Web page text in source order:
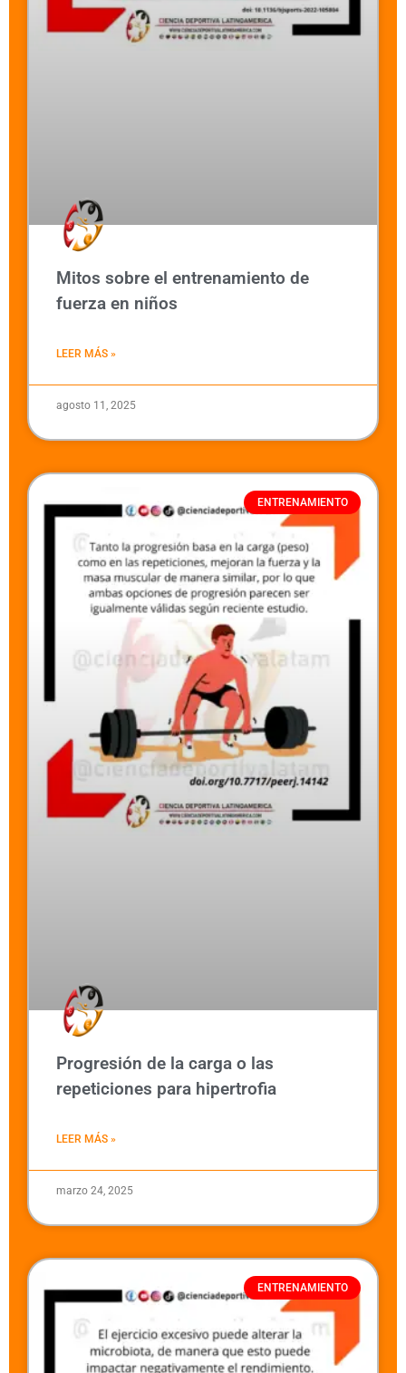
Mitos sobre el entrenamiento de
fuerza en niños
LEER MÁS »
agosto 11, 2025
ENTRENAMIENTO
Progresión de la carga o las
repeticiones para hipertrofia
LEER MÁS »
marzo 24, 2025
ENTRENAMIENTO